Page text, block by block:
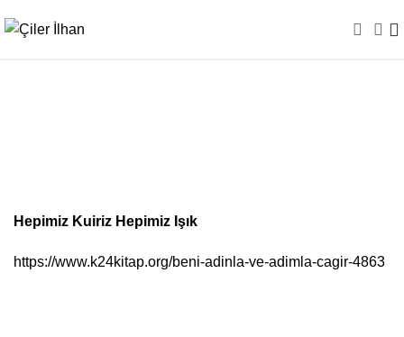
Hepimiz Kuiriz Hepimiz Işık
https://www.k24kitap.org/beni-adinla-ve-adimla-cagir-4863